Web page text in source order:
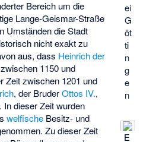
ei
G
öt
ti
n
g
e
n
E
Bereich um die
Lange-Geismar-Straße
Umständen die Stadt
nicht exakt zu
aus, dass Heinrich der
1150 und
Zeit zwischen 1201 und
, der BruderOttos IV.,
In dieser Zeit wurden
welfische Besitz- und
Zu dieser Zeit